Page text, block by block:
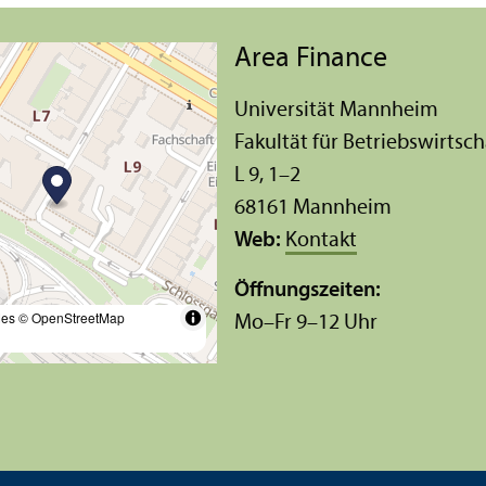
© OpenStreetMap
Area Finance
Universität Mannheim
Fakultät für
L 9, 1–2
68161 Mannheim
Web: Kontakt
Öffnungs­zeiten:
Mo–Fr 9–12 Uhr